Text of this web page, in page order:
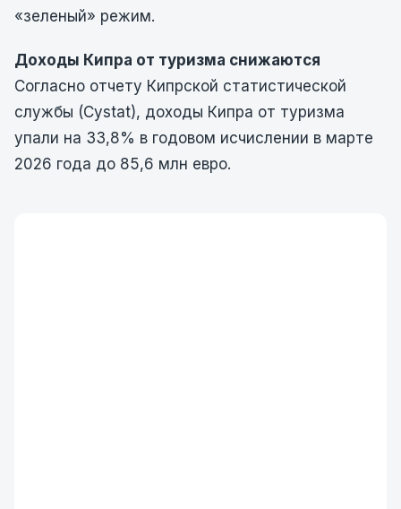
«зеленый» режим.
Доходы Кипра от туризма снижаются
Согласно отчету Кипрской статистической
службы (Cystat), доходы Кипра от туризма
упали на 33,8% в годовом исчислении в марте
2026 года до 85,6 млн евро.